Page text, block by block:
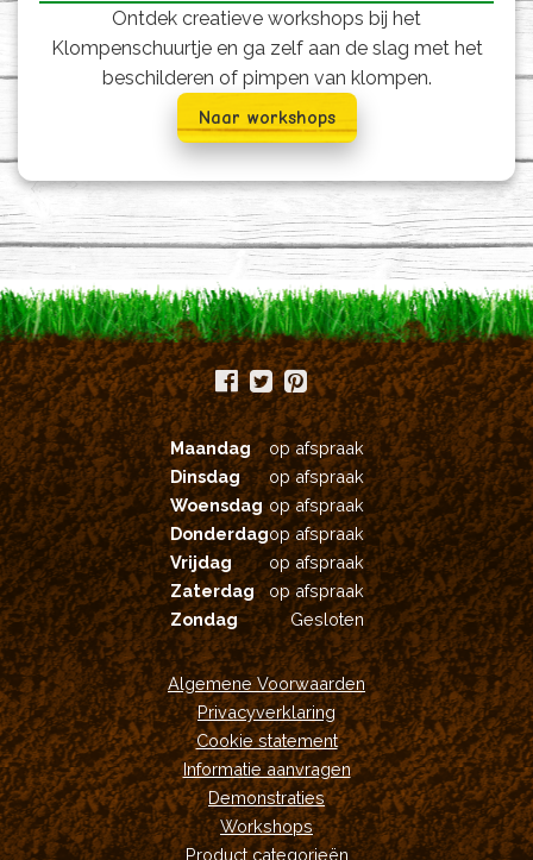
Ontdek creatieve workshops bij het
Klompenschuurtje en ga zelf aan de slag met het
beschilderen of pimpen van klompen.
Naar workshops
Maandag
op afspraak
Dinsdag
op afspraak
Woensdag op afspraak
Donderdagop afspraak
Vrijdag
op afspraak
Zaterdag
op afspraak
Zondag
Gesloten
Algemene Voorwaarden
Privacyverklaring
Cookie statement
Informatie aanvragen
Demonstraties
Workshops
Product categorieën